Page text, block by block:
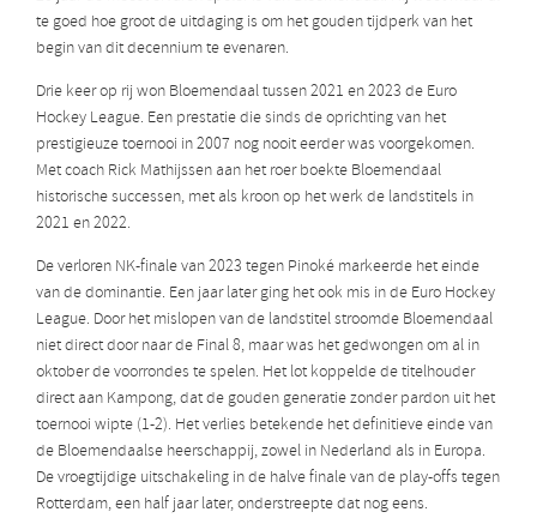
te goed hoe groot de uitdaging is om het gouden tijdperk van het
begin van dit decennium te evenaren.
Drie keer op rij won Bloemendaal tussen 2021 en 2023 de Euro
Hockey League. Een prestatie die sinds de oprichting van het
prestigieuze toernooi in 2007 nog nooit eerder was voorgekomen.
Met coach Rick Mathijssen aan het roer boekte Bloemendaal
historische successen, met als kroon op het werk de landstitels in
2021 en 2022.
De verloren NK-finale van 2023 tegen Pinoké markeerde het einde
van de dominantie. Een jaar later ging het ook mis in de Euro Hockey
League. Door het mislopen van de landstitel stroomde Bloemendaal
niet direct door naar de Final 8, maar was het gedwongen om al in
oktober de voorrondes te spelen. Het lot koppelde de titelhouder
direct aan Kampong, dat de gouden generatie zonder pardon uit het
toernooi wipte (1-2). Het verlies betekende het definitieve einde van
de Bloemendaalse heerschappij, zowel in Nederland als in Europa.
De vroegtijdige uitschakeling in de halve finale van de play-offs tegen
Rotterdam, een half jaar later, onderstreepte dat nog eens.